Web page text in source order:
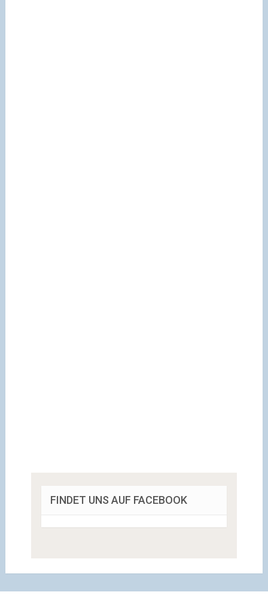
FINDET UNS AUF FACEBOOK